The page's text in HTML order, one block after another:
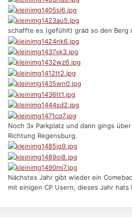
schaffte es (gefühlt) grad so den Berg
Noch 3x Parkplatz und dann gings
Richtung Regensburg.
Nächstes Jahr gibt wieder ein
mit einigen CP Usern, dieses Jahr